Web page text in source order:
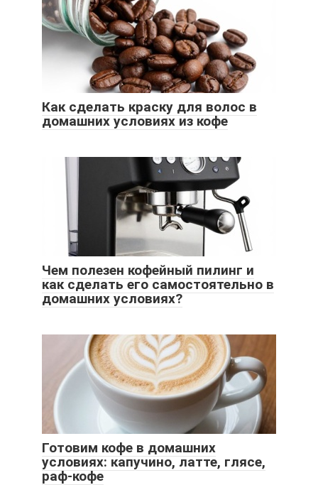
Как сделать краску для волос в
домашних условиях из кофе
Чем полезен кофейный пилинг и
как сделать его самостоятельно в
домашних условиях?
Готовим кофе в домашних
условиях: капучино, латте, глясе,
раф-кофе